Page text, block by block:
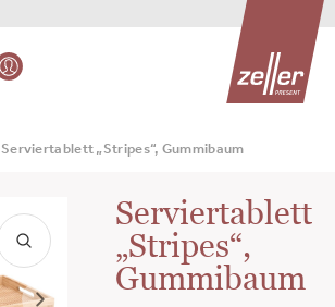
Serviertablett „Stripes“, Gummibaum
Serviertablett
„Stripes“,
Gummibaum